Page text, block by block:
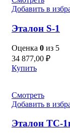
Добавить в
Эталон S-1
Оценка 0 из 5
34 877,00 ₽
Купить
Смотреть
Добавить в
Эталон ТС-